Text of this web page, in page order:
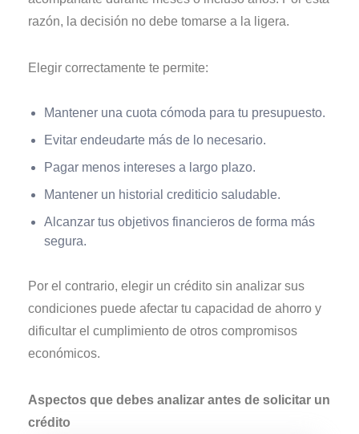
razón, la decisión no debe tomarse a la ligera.
Elegir correctamente te permite:
Mantener una cuota cómoda para tu presupuesto.
Evitar endeudarte más de lo necesario.
Pagar menos intereses a largo plazo.
Mantener un historial crediticio saludable.
Alcanzar tus objetivos financieros de forma más
segura.
Por el contrario, elegir un crédito sin analizar sus
condiciones puede afectar tu capacidad de ahorro y
dificultar el cumplimiento de otros compromisos
económicos.
Aspectos que debes analizar antes de solicitar un
crédito